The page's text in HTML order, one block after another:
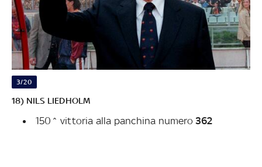
3/20
18) NILS LIEDHOLM
150^ vittoria alla panchina numero 362